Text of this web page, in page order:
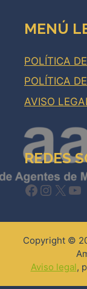
MENÚ
POLÍTICA
POLÍTICA
AVISO
REDES
Facebook
X
Copyright ©
Aviso legal,